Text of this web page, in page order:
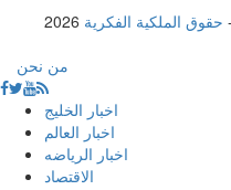
2026
-
من نحن
اخبار الخليج
اخبار العالم
اخبار الرياضه
الاقتصاد